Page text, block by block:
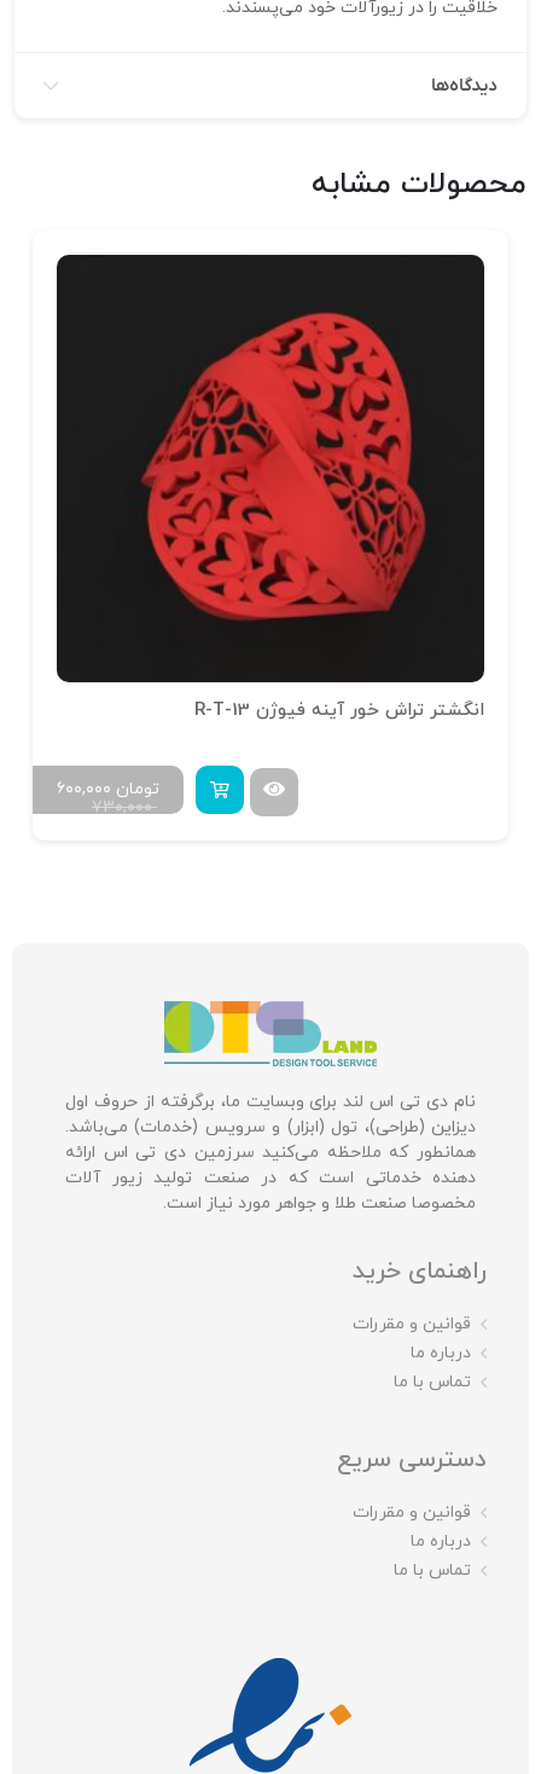
خلاقیت را در زیورآلات خود می‌پسندند.
دیدگاه‌ها
محصولات مشابه
انگشتر تراش خور آینه فیوژن R-T-13
۷۳۰,۰۰۰
۶۰۰,۰۰۰ تومان
نام دی تی اس لند برای وبسایت ما، برگرفته از حروف اول
دیزاین (طراحی)، تول (ابزار) و سرویس (خدمات) می‌باشد.
همانطور که ملاحظه می‌کنید سرزمین دی تی اس ارائه
دهنده خدماتی است که در صنعت تولید زیور آلات
مخصوصا صنعت طلا و جواهر مورد نیاز است.
راهنمای خرید
قوانین و مقررات
درباره ما
تماس با ما
دسترسی سریع
قوانین و مقررات
درباره ما
تماس با ما